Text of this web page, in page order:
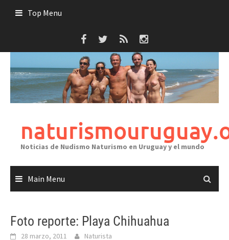
Top Menu
Noticias de Nudismo Naturismo en Uruguay y el mundo
Main Menu
Foto reporte: Playa Chihuahua
28 marzo, 2011 Naturista